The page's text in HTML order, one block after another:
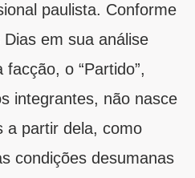
paulista. Conforme
em sua análise
o “Partido”,
integrantes, não nasce
a partir dela, como
condições desumanas